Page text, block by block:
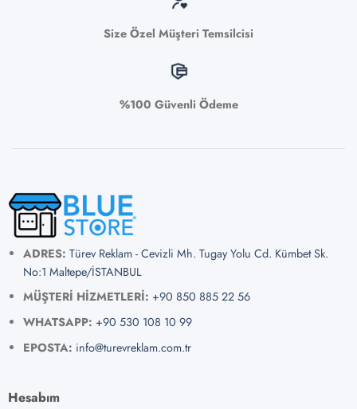
Size Özel Müşteri Temsilcisi
%100 Güvenli Ödeme
ADRES: Türev Reklam - Cevizli Mh. Tugay Yolu Cd. Kümbet Sk.
No:1 Maltepe/İSTANBUL
MÜŞTERİ HİZMETLERİ: +90 850 885 22 56
WHATSAPP: +90 530 108 10 99
EPOSTA: info@turevreklam.com.tr
Hesabım